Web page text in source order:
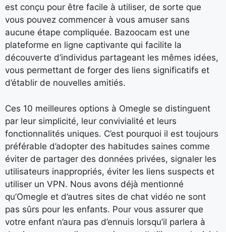
est conçu pour être facile à utiliser, de sorte que
vous pouvez commencer à vous amuser sans
aucune étape compliquée. Bazoocam est une
plateforme en ligne captivante qui facilite la
découverte d’individus partageant les mêmes idées,
vous permettant de forger des liens significatifs et
d’établir de nouvelles amitiés.
Ces 10 meilleures options à Omegle se distinguent
par leur simplicité, leur convivialité et leurs
fonctionnalités uniques. C’est pourquoi il est toujours
préférable d’adopter des habitudes saines comme
éviter de partager des données privées, signaler les
utilisateurs inappropriés, éviter les liens suspects et
utiliser un VPN. Nous avons déjà mentionné
qu’Omegle et d’autres sites de chat vidéo ne sont
pas sûrs pour les enfants. Pour vous assurer que
votre enfant n’aura pas d’ennuis lorsqu’il parlera à